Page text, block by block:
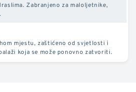
Zabranjeno za maloljetnike,
mjestu, zaštićeno od svjetlosti i
koja se može ponovno zatvoriti.